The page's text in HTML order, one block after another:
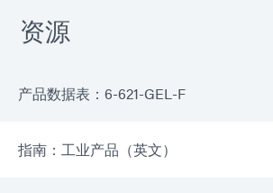
资源
产品数据表：6-621-GEL-F
指南：工业产品（英文）